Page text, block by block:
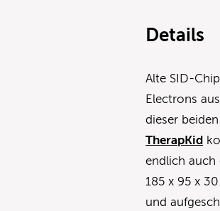
Details
Alte SID-
Electrons
dieser
TherapKid
endlich auch
185 x 95 x
und